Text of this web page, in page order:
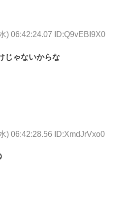
) 06:42:24.07 ID:Q9vEBI9X0
じゃないからな
) 06:42:28.56 ID:XmdJrVxo0